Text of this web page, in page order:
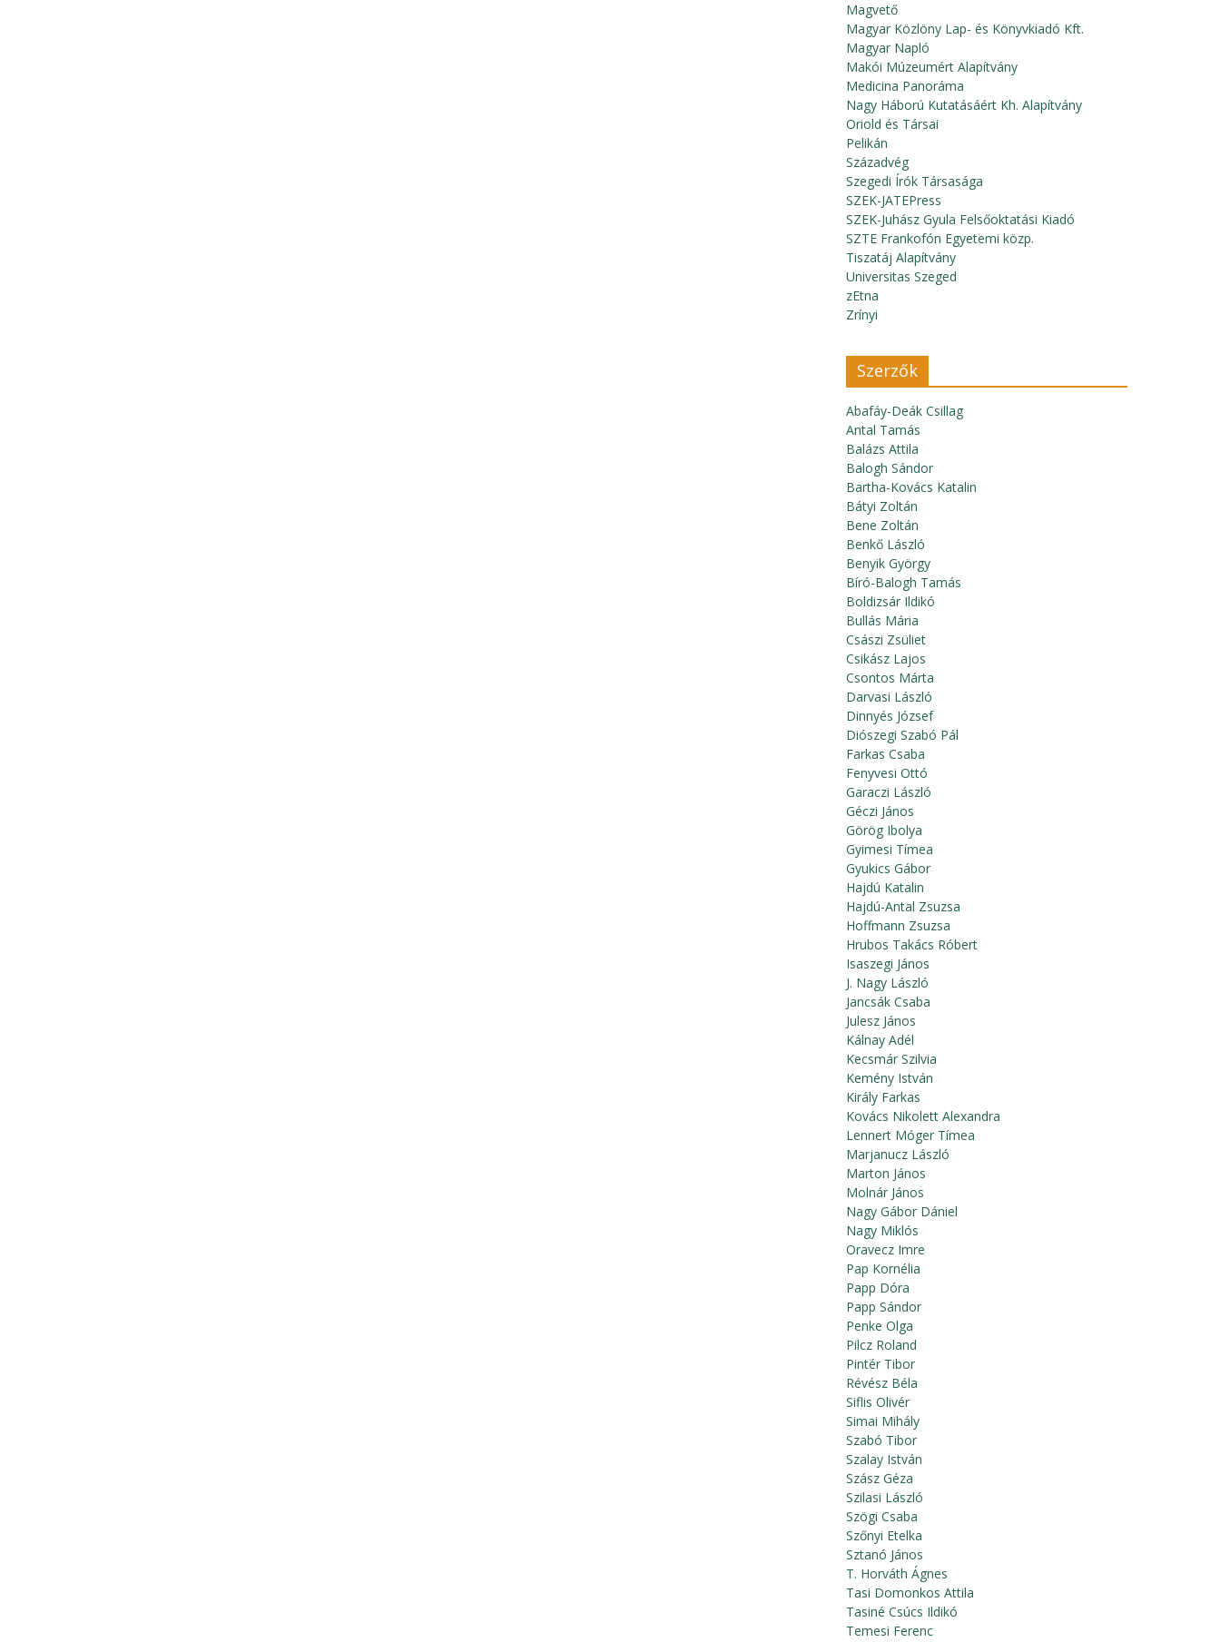
Magvető
Magyar Közlöny Lap- és Könyvkiadó Kft.
Magyar Napló
Makói Múzeumért Alapítvány
Medicina Panoráma
Nagy Háború Kutatásáért Kh. Alapítvány
Oriold és Társai
Pelikán
Századvég
Szegedi Írók Társasága
SZEK-JATEPress
SZEK-Juhász Gyula Felsőoktatási Kiadó
SZTE Frankofón Egyetemi közp.
Tiszatáj Alapítvány
Universitas Szeged
zEtna
Zrínyi
Szerzők
Abafáy-Deák Csillag
Antal Tamás
Balázs Attila
Balogh Sándor
Bartha-Kovács Katalin
Bátyi Zoltán
Bene Zoltán
Benkő László
Benyik György
Bíró-Balogh Tamás
Boldizsár Ildikó
Bullás Mária
Császi Zsüliet
Csikász Lajos
Csontos Márta
Darvasi László
Dinnyés József
Diószegi Szabó Pál
Farkas Csaba
Fenyvesi Ottó
Garaczi László
Géczi János
Görög Ibolya
Gyimesi Tímea
Gyukics Gábor
Hajdú Katalin
Hajdú-Antal Zsuzsa
Hoffmann Zsuzsa
Hrubos Takács Róbert
Isaszegi János
J. Nagy László
Jancsák Csaba
Julesz János
Kálnay Adél
Kecsmár Szilvia
Kemény István
Király Farkas
Kovács Nikolett Alexandra
Lennert Móger Tímea
Marjanucz László
Marton János
Molnár János
Nagy Gábor Dániel
Nagy Miklós
Oravecz Imre
Pap Kornélia
Papp Dóra
Papp Sándor
Penke Olga
Pilcz Roland
Pintér Tibor
Révész Béla
Siflis Olivér
Simai Mihály
Szabó Tibor
Szalay István
Szász Géza
Szilasi László
Szögi Csaba
Szőnyi Etelka
Sztanó János
T. Horváth Ágnes
Tasi Domonkos Attila
Tasiné Csúcs Ildikó
Temesi Ferenc